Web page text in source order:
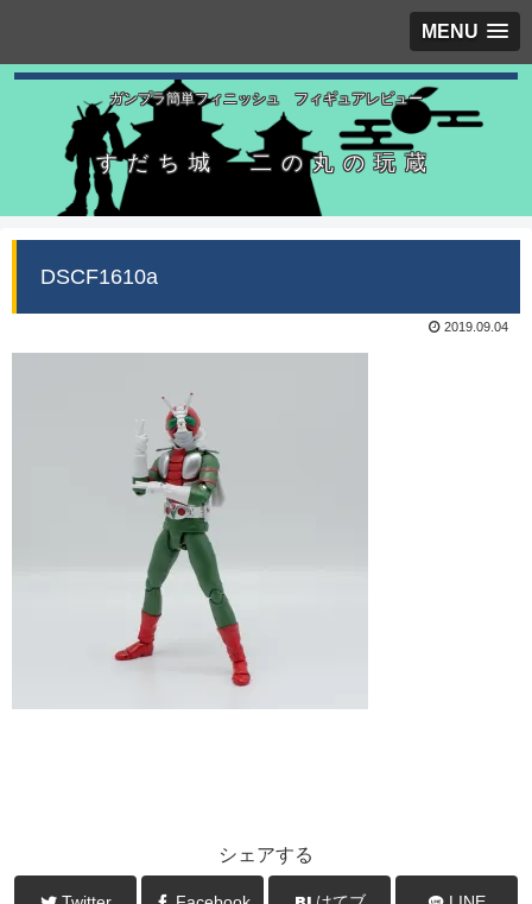
MENU
ガンプラ簡単フィニッシュ フィギュアレビュー
すだち城 二の丸の玩蔵
DSCF1610a
2019.09.04
シェアする